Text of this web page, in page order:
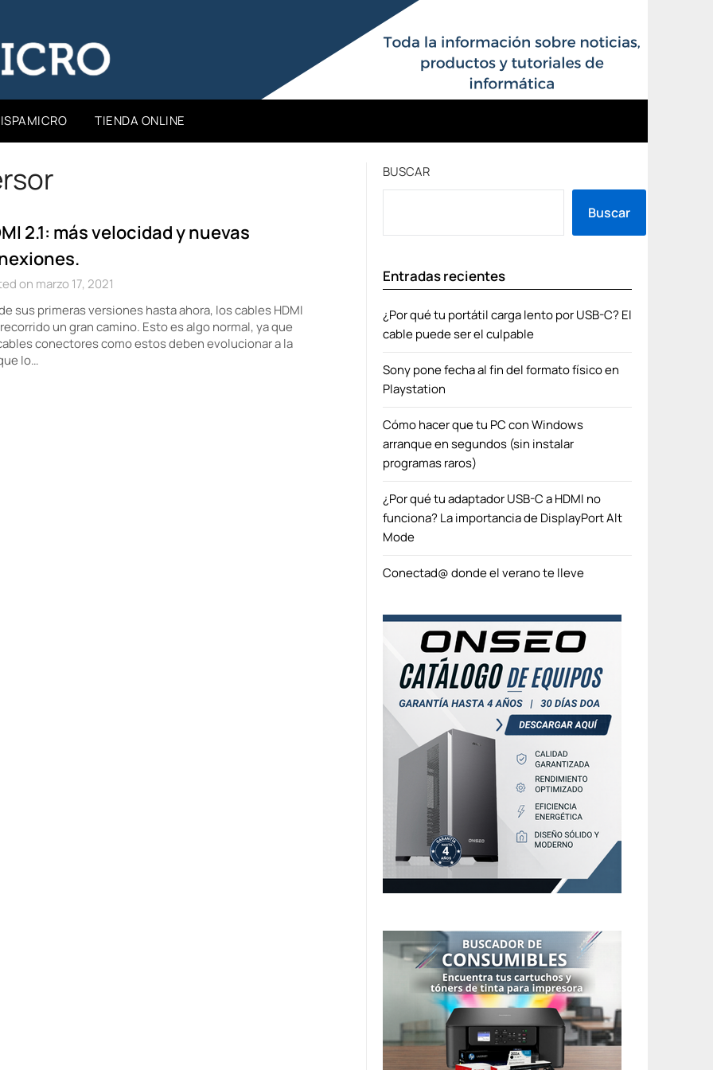
TIENDA ONLINE
2.1: más velocidad y nuevas
on marzo 17, 2021
sus primeras versiones hasta ahora, los cables HDMI
un gran camino. Esto es algo normal, ya que
conectores como estos deben evolucionar a la
lo…
BUSCAR
Buscar
Entradas recientes
¿Por qué tu portátil carga lento por USB-C? El
cable puede ser el culpable
Sony pone fecha al fin del formato físico en
Playstation
Cómo hacer que tu PC con Windows
arranque en segundos (sin instalar
programas raros)
¿Por qué tu adaptador USB-C a HDMI no
funciona? La importancia de DisplayPort Alt
Mode
Conectad@ donde el verano te lleve